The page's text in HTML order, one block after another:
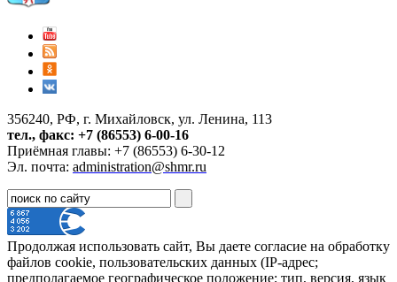
356240, РФ, г. Михайловск, ул. Ленина, 113
тел., факс: +7 (86553) 6-00-16
Приёмная главы: +7 (86553) 6-30-12
Эл. почта: administration@shmr.ru
Продолжая использовать сайт, Вы даете согласие на обработку
файлов cookie, пользовательских данных (IP-адрес;
предполагаемое географическое положение; тип, версия, язык